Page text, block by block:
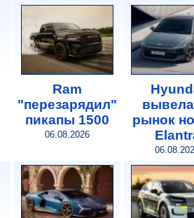
Ram
"перезарядил"
пикапы 1500
06.08.2026
рынок